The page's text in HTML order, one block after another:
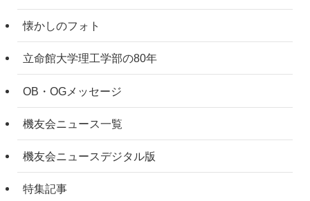
懐かしのフォト
立命館大学理工学部の80年
OB・OGメッセージ
機友会ニュース一覧
機友会ニュースデジタル版
特集記事